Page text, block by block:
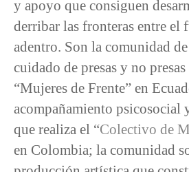
y apoyo que consiguen
derribar las fronteras entre el
adentro. Son la comunidad
cuidado de presas y no presas
“Mujeres de Frente” en
acompañamiento psicosocial
que realiza el “Colectivo de
en Colombia; la comunidad